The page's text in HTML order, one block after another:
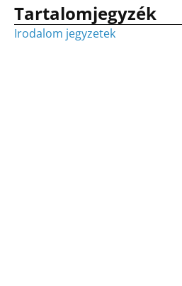
Tartalomjegyzék
Irodalom jegyzetek